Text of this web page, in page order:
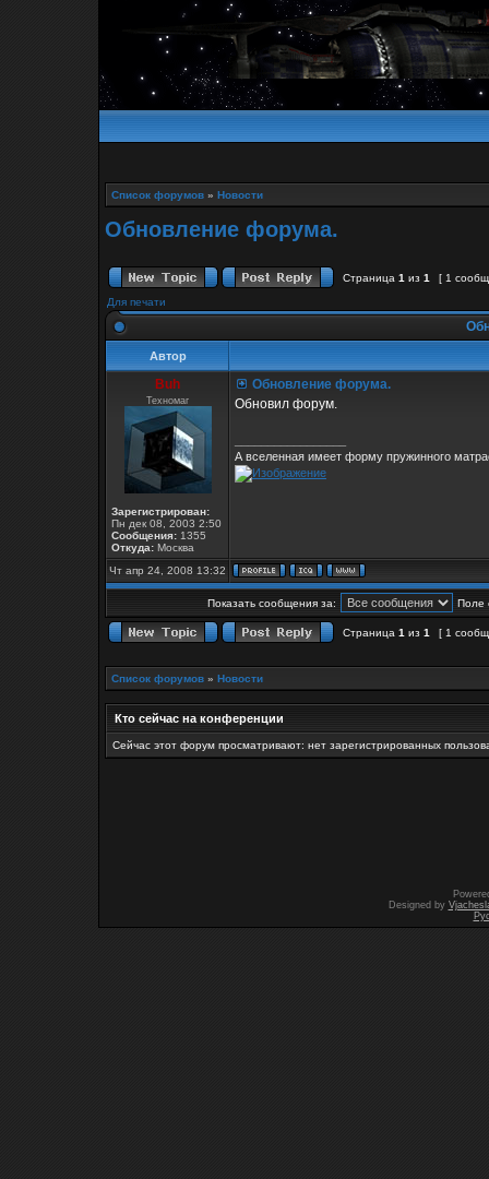
Список форумов » Новости
Обновление форума.
Страница 1 из 1
[ 1
Для печати
Автор
Buh
Техномаг
Зарегистрирован:
Пн дек 08, 2003 2:50
Сообщения: 1355
Откуда: Москва
Обновление форума.
Обновил форум.
А вселенная имеет форму пружинного
Чт апр 24, 2008 13:32
Показать сообщения за: Поле
Страница 1 из 1 [ 1
Список форумов » Новости
Кто сейчас на конференции
Сейчас этот форум просматривают: нет зарегистрированных
Designed by